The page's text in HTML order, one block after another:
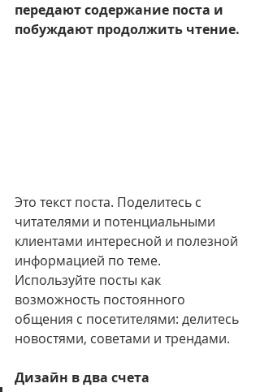
передают содержание поста и
побуждают продолжить чтение.
Это текст поста. Поделитесь с
читателями и потенциальными
клиентами интересной и полезной
информацией по теме.
Используйте посты как
возможность постоянного
общения с посетителями: делитесь
новостями, советами и трендами.
Дизайн в два счета